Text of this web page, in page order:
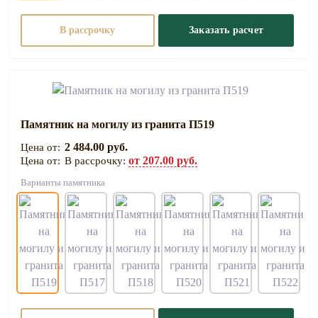
В рассрочку Заказать расчет
Памятник на могилу из гранита П519
2 484.00 руб.
В рассрочку: от 207.00 руб.
Варианты памятника